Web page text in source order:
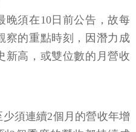
晚須在10日前公告，故每
察的重點時刻，因潛力成
新高，或雙位數的月營收
須連續2個月的營收年增